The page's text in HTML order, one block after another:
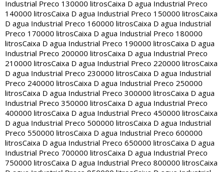
Industrial Preco 130000 litrosCaixa D agua Industrial Preco
140000 litrosCaixa D agua Industrial Preco 150000 litrosCaixa
D agua Industrial Preco 160000 litrosCaixa D agua Industrial
Preco 170000 litrosCaixa D agua Industrial Preco 180000
litrosCaixa D agua Industrial Preco 190000 litrosCaixa D agua
Industrial Preco 200000 litrosCaixa D agua Industrial Preco
210000 litrosCaixa D agua Industrial Preco 220000 litrosCaixa
D agua Industrial Preco 230000 litrosCaixa D agua Industrial
Preco 240000 litrosCaixa D agua Industrial Preco 250000
litrosCaixa D agua Industrial Preco 300000 litrosCaixa D agua
Industrial Preco 350000 litrosCaixa D agua Industrial Preco
400000 litrosCaixa D agua Industrial Preco 450000 litrosCaixa
D agua Industrial Preco 500000 litrosCaixa D agua Industrial
Preco 550000 litrosCaixa D agua Industrial Preco 600000
litrosCaixa D agua Industrial Preco 650000 litrosCaixa D agua
Industrial Preco 700000 litrosCaixa D agua Industrial Preco
750000 litrosCaixa D agua Industrial Preco 800000 litrosCaixa